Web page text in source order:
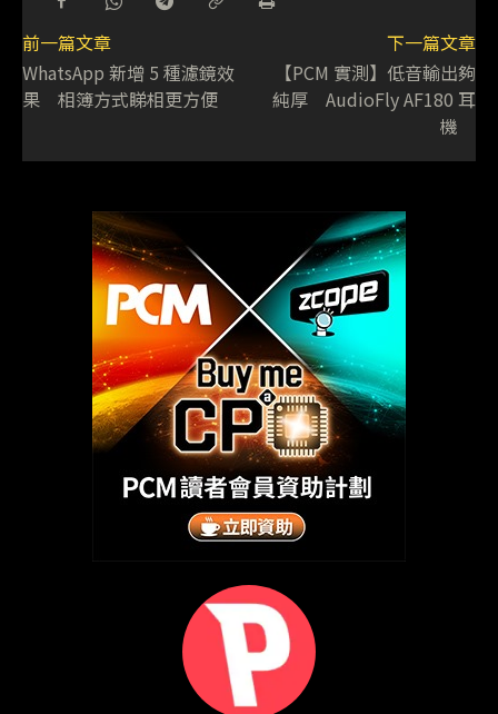
前一篇文章
WhatsApp 新增 5 種濾鏡效
果 相簿方式睇相更方便
下一篇文章
【PCM 實測】低音輸出夠
純厚 AudioFly AF180 耳
機